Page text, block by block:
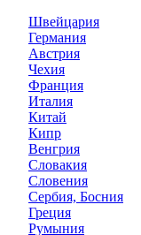
Швейцария
Германия
Австрия
Чехия
Франция
Италия
Китай
Кипр
Венгрия
Словакия
Словения
Сербия, Босния
Греция
Румыния